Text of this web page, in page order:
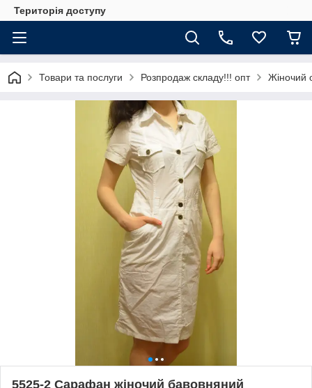
Територія доступу
Товари та послуги Розпродаж складу!!! опт Жіночий
5525-2 Сарафан жіночий бавовняний